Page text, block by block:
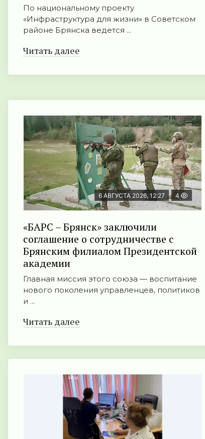
По национальному проекту
«Инфраструктура для жизни» в Советском
районе Брянска ведется ...
Читать далее
6 АВГУСТА 2026, 12:27 4
«БАРС – Брянск» заключили
соглашение о сотрудничестве с
Брянским филиалом Президентской
академии
Главная миссия этого союза — воспитание
нового поколения управленцев, политиков
и ...
Читать далее